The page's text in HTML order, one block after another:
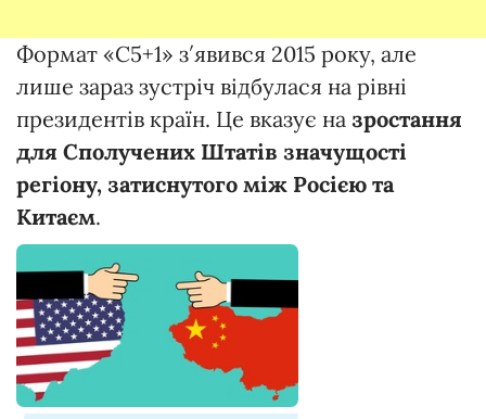
Формат «С5+1» з′явився 2015 року, але
лише зараз зустріч відбулася на рівні
президентів країн. Це вказує на зростання
для Сполучених Штатів значущості
регіону, затиснутого між Росією та
Китаєм.